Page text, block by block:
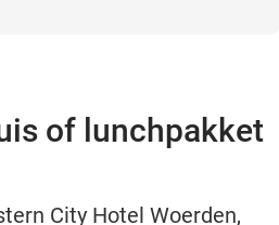
of lunchpakket
City Hotel Woerden,